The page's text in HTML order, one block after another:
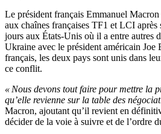
Le président français Emmanuel
aux chaînes françaises TF1 et LCI après
jours aux États-Unis où il a entre autres
Ukraine avec le président américain Joe
français, les deux pays sont unis dans
ce conflit.
« Nous devons tout faire pour mettre la
qu’elle revienne sur la table des
Macron, ajoutant qu’il revient en
décider de la voie à suivre et de l’ordre